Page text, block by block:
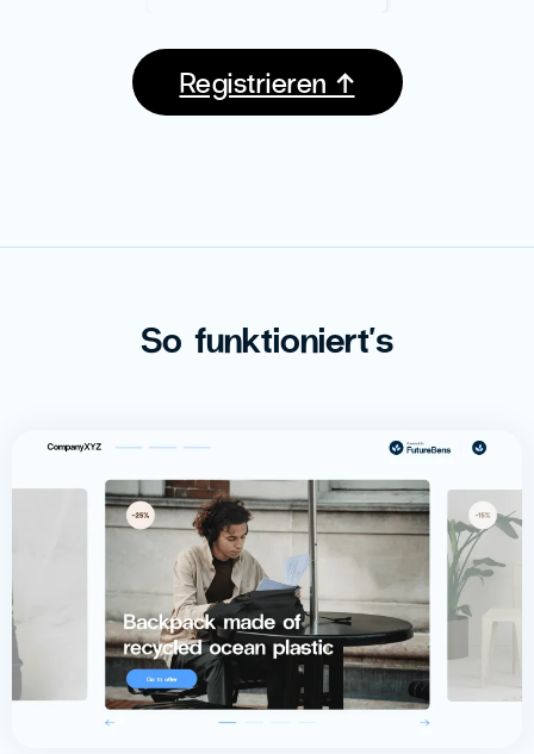
Registrieren ↑
So funktioniert's